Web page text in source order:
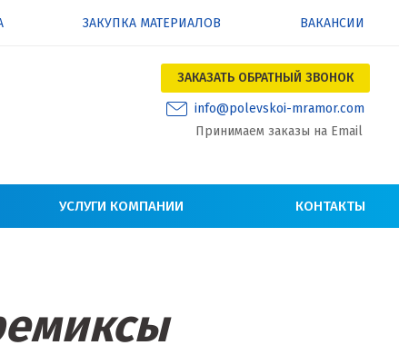
ЗАКУПКА МАТЕРИАЛОВ ВАКАНСИИ
ЗАКАЗАТЬ ОБРАТНЫЙ ЗВОНОК
info@polevskoi-mramor.com
Принимаем заказы на Email
УСЛУГИ КОМПАНИИ КОНТАКТЫ